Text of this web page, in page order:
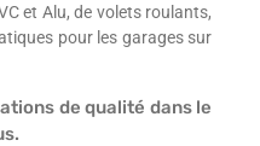
et Alu, de volets roulants,
pour les garages sur
de qualité dans le